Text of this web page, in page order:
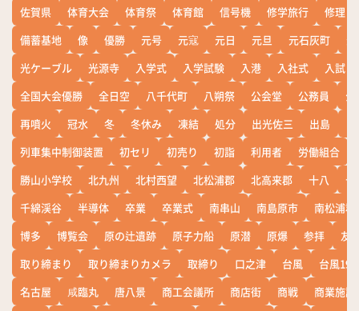
佐賀県
体育大会 体育祭 体育館 信号機 修学旅行
修理
備蓄基地
像 優勝 元号 元寇 元日 元旦 元石灰町
光ケーブル
光源寺 入学式 入学試験 入港 入社式
入試
全国大会優勝
全日空 八千代町 八朔祭 公会堂 公務員
公
再噴火
冠水 冬 冬休み 凍結 処分 出光佐三 出島
列車集中制御装置
初セリ 初売り 初詣 利用者 労働組合
勝山小学校
北九州 北村西望 北松浦郡 北高来郡 十八
十
千綿渓谷
半導体 卒業 卒業式 南串山 南島原市
南松浦郡
博多
博覧会 原の辻遺跡 原子力船 原潜 原爆 参拝
友
取り締まり
取り締まりカメラ 取締り 口之津 台風
台風19
名古屋
咸臨丸 唐八景 商工会議所 商店街 商戦
商業施設